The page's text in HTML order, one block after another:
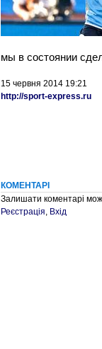
мы в состоянии
15 червня 2014 19:21
http://sport-express.ru
КОМЕНТАРІ
Залишати коментарі
Реєстрація, Вхід